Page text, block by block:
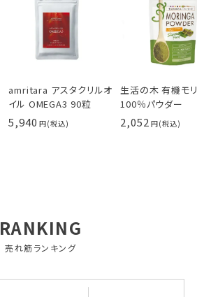
amritara アスタクリルオ
イル OMEGA3 90粒
5,940
生活の木 有機モ
100％パウダー
2,052
RANKING
売れ筋ランキング